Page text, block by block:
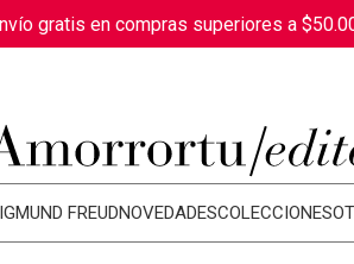
gratis en compras superiores a
FREUDNOVEDADESCOLECCIONES